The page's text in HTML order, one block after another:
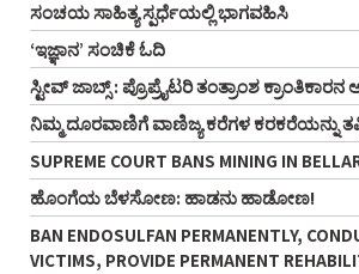
ಸಂಚಯ ಸಾಹಿತ್ಯ ಸ್ಪರ್ಧೆಯಲ್ಲಿ ಭಾಗವಹಿಸಿ
‘ಇಜ್ಞಾನ’ ಸಂಚಿಕೆ ಓದಿ
ಸ್ಟೀವ್‌ ಜಾಬ್ಸ್‌ : ಪ್ರೊಪ್ರೈಟರಿ ತಂತ್ರಾಂಶ
ನಿಮ್ಮ ದೂರವಾಣಿಗೆ ವಾಣಿಜ್ಯ ಕರೆಗಳ ಕರಕರೆಯನ್ನು
SUPREME COURT BANS MINING IN
ಹೊಂಗೆಯ ಬೆಳಸೋಣ: ಹಾಡನು ಹಾಡೋಣ!
BAN ENDOSULFAN PERMANENTLY,
VICTIMS, PROVIDE PERMANENT